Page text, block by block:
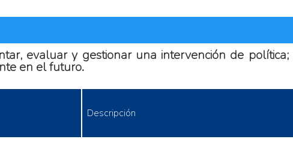
evaluar y gestionar una intervención de
en el futuro.
Descripción